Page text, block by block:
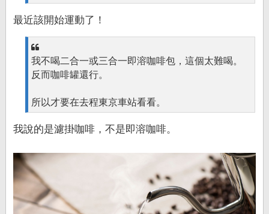
最近該開始運動了！
我不喝二合一或三合一即溶咖啡包，這個太難喝。
反而咖啡罐還行。
所以才要在去程東京車站看看。
我說的是濾掛咖啡，不是即溶咖啡。